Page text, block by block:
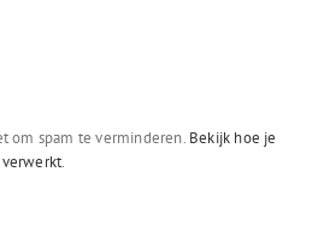
om spam te verminderen. Bekijk hoe je
.